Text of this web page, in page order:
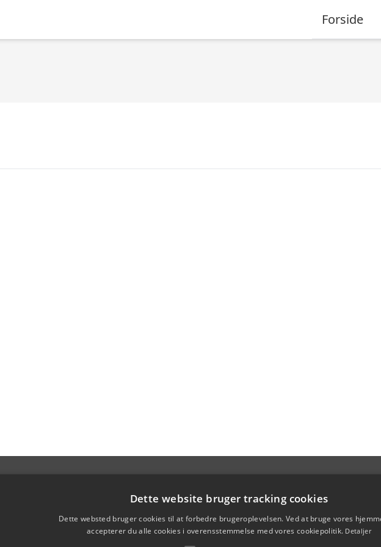
Forside
Dette website bruger tracking cookies
Dette websted bruger cookies til at forbedre brugeroplevelsen. Ved at bruge vores
accepterer du alle cookies i overensstemmelse med vores cookiepolitik. Detaljer